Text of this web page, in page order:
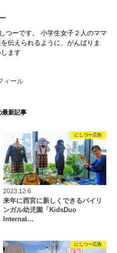
つーです。 小学生女子２人のママ
伝えられるように、がんばりま
ます
ィール
最新記事
にしつー広告
2023.12.6
来年に西宮に新しくできるバイリ
ンガル幼児園「KidsDuo
Internat…
にしつー広告